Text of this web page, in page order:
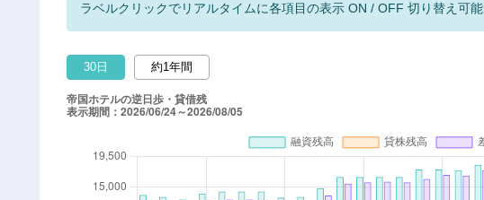
ラベルクリックでリアルタイムに各項目の表示 ON / OFF 切り替え可能
30日 約1年間